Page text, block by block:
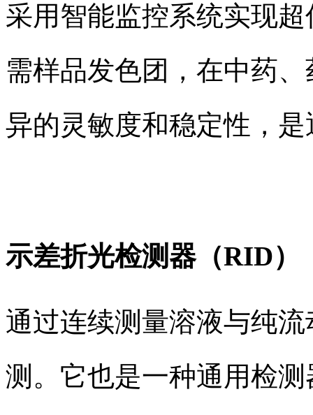
采用智能监控系统实现
需样品发色团，在中药
异的灵敏度和稳定性，
示差折光检测器（RID）
通过连续测量溶液与纯
测。它也是一种通用检